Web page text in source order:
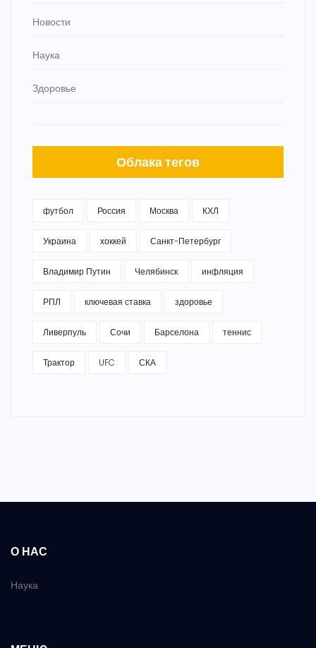
Новости
Наука
Здоровье
Облака тегов
футбол Россия Москва КХЛ
Украина хоккей Санкт-Петербург
Владимир Путин Челябинск инфляция
РПЛ ключевая ставка здоровье
Ливерпуль Сочи Барселона теннис
Трактор UFC СКА
О НАС
Наука